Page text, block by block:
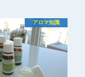
アロマ知識